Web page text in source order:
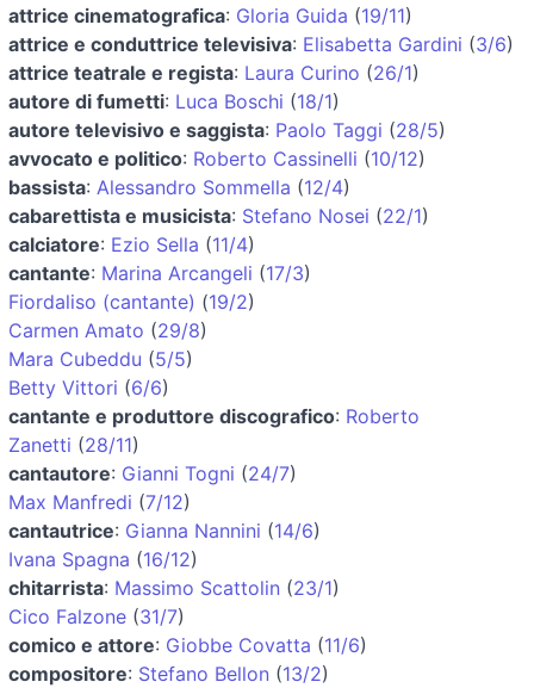
attrice cinematografica: Gloria Guida (19/11)
attrice e conduttrice televisiva: Elisabetta Gardini (3/6)
attrice teatrale e regista: Laura Curino (26/1)
autore di fumetti: Luca Boschi (18/1)
autore televisivo e saggista: Paolo Taggi (28/5)
avvocato e politico: Roberto Cassinelli (10/12)
bassista: Alessandro Sommella (12/4)
cabarettista e musicista: Stefano Nosei (22/1)
calciatore: Ezio Sella (11/4)
cantante: Marina Arcangeli (17/3)
Fiordaliso (cantante) (19/2)
Carmen Amato (29/8)
Mara Cubeddu (5/5)
Betty Vittori (6/6)
cantante e produttore discografico: Roberto
Zanetti (28/11)
cantautore: Gianni Togni (24/7)
Max Manfredi (7/12)
cantautrice: Gianna Nannini (14/6)
Ivana Spagna (16/12)
chitarrista: Massimo Scattolin (23/1)
Cico Falzone (31/7)
comico e attore: Giobbe Covatta (11/6)
compositore: Stefano Bellon (13/2)